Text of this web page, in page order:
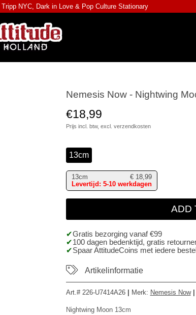
Tripp NYC, Dark in Love & Pop Culture Stationary
Nemesis Now - Nightwing
€18,99
Prijs incl. btw, excl. verzendkosten
13cm
13cm € 18,99
Levertijd: 5-10 werkdagen
ADD
Gratis bezorging vanaf €99
100 dagen bedenktijd, gratis
Spaar AttitudeCoins met iedere
Artikelinformatie
Art.# 226-U7414A26 Merk: Nemesis Now
Nightwing Moon 13cm